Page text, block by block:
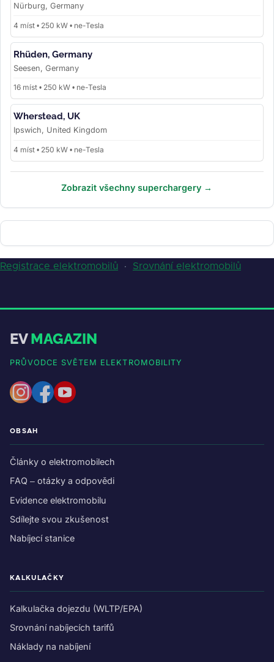
Nürburg, Germany
4 míst • 250 kW • ne-Tesla
Rhüden, Germany
Seesen, Germany
16 míst • 250 kW • ne-Tesla
Wherstead, UK
Ipswich, United Kingdom
4 míst • 250 kW • ne-Tesla
Zobrazit všechny superchargery →
Registrace elektromobilů · Srovnání elektromobilů
EVMAGAZIN
PRŮVODCE SVĚTEM ELEKTROMOBILITY
OBSAH
Články o elektromobilech
FAQ – otázky a odpovědi
Evidence elektromobilu
Sdílejte svou zkušenost
Nabíjecí stanice
KALKULAČKY
Kalkulačka dojezdu (WLTP/EPA)
Srovnání nabíjecích tarifů
Náklady na nabíjení